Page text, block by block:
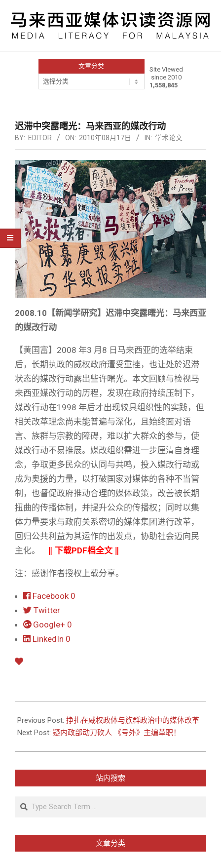
content
文章分类
文
章
Site Viewed
since 2010
1,558,845
Navigation
Menu
迟滞中突露曙光：马来西亚的媒改行动
BY: EDITOR ON: 2010年08月17日 IN: 学术论文
2008.10 【新闻学研究】迟滞中突露曙光：马来西亚
的媒改行动
【黄国富】2008 年3 月8 日马来西亚的选举结束
后，长期执政的威权政府遭受重挫，也让处於迟滞
状态的媒改行动露出些许曙光。本文回顾与检视马
来西亚媒改行动的历程，发现在政府持续压制下，
媒改行动在1998 年后才出现较具组织性的实践，但
相关改革理念尚未能普遍与深化，且始终面对语
言、族群与宗教的障碍，难以扩大群众的参与，使
媒改行动不易推展。媒改组织需进一步厘清自身理
念，争取更多民众的认同与共鸣，投入媒改行动或
成为奥援的力量，以打破国家对媒体的各种不当管
制，也督促政府推动合理的媒体政策，改善被长期
扭曲的传播体制，并提升公众的传播权；同时以集
体力量要求与政府关系密切的媒体集团进行改革，
回归公共利益为其运作的出发点，协助社会迈向民
主化。
下载PDF档全文
注：感谢作者授权上载分享。
Facebook 0
Twitter
Google+ 0
LinkedIn 0
08-
17
Previous Post: 挣扎在威权政体与族群政治中的媒体改革
Next Post: 疑内政部动刀砍人 《号外》主编革职！
站内搜索
Search
文章分类